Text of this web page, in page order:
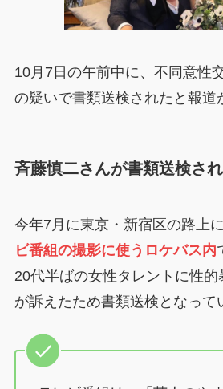
10月7日の午前中に、不同意性
の疑いで書類送検されたと報道
斉藤慎二さんが書類送検さ
今年7月に東京・新宿区の路上
ビ番組の撮影に使うロケバス内
20代半ばの女性タレントに性
が訴えたため書類送検となって